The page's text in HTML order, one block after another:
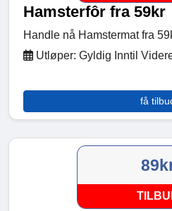
Hamsterfôr fra 59kr
Handle nå Hamstermat fra
Utløper: Gyldig Inntil
få